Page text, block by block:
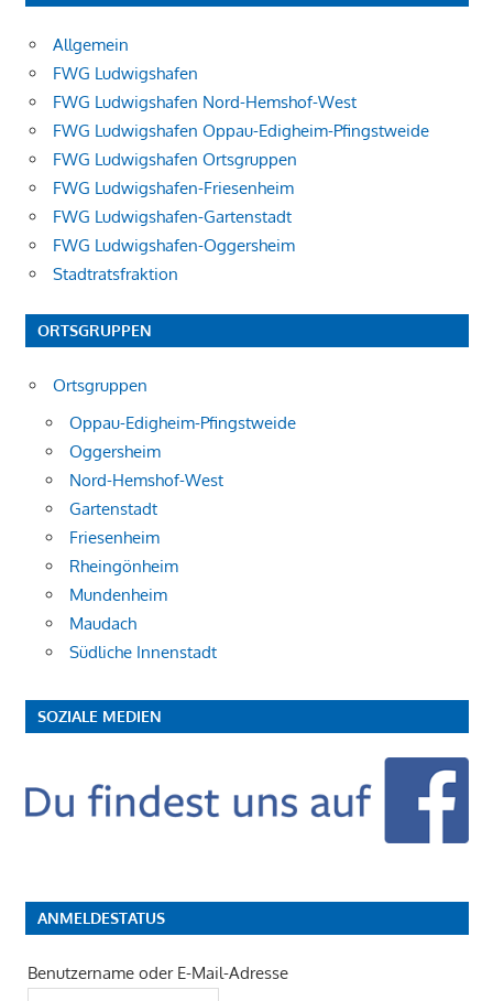
Allgemein
FWG Ludwigshafen
FWG Ludwigshafen Nord-Hemshof-West
FWG Ludwigshafen Oppau-Edigheim-Pfingstweide
FWG Ludwigshafen Ortsgruppen
FWG Ludwigshafen-Friesenheim
FWG Ludwigshafen-Gartenstadt
FWG Ludwigshafen-Oggersheim
Stadtratsfraktion
ORTSGRUPPEN
Ortsgruppen
Oppau-Edigheim-Pfingstweide
Oggersheim
Nord-Hemshof-West
Gartenstadt
Friesenheim
Rheingönheim
Mundenheim
Maudach
Südliche Innenstadt
SOZIALE MEDIEN
ANMELDESTATUS
Benutzername oder E-Mail-Adresse